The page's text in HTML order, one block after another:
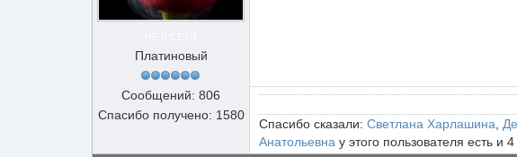
Платиновый
Сообщений: 806
Спасибо получено: 1580
Спасибо сказали: Светлана Харлашина
Анатольевна у этого пользователя есть и